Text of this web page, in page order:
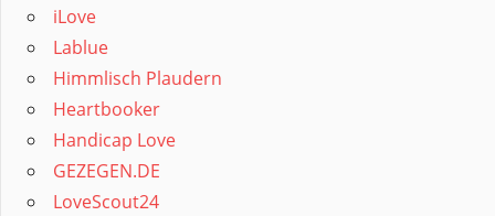
iLove
Lablue
Himmlisch Plaudern
Heartbooker
Handicap Love
GEZEGEN.DE
LoveScout24